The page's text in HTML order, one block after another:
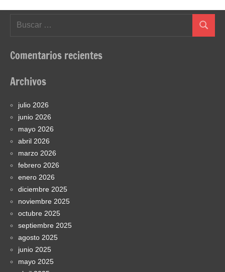
Buscar
Comentarios recientes
Archivos
julio 2026
junio 2026
mayo 2026
abril 2026
marzo 2026
febrero 2026
enero 2026
diciembre 2025
noviembre 2025
octubre 2025
septiembre 2025
agosto 2025
junio 2025
mayo 2025